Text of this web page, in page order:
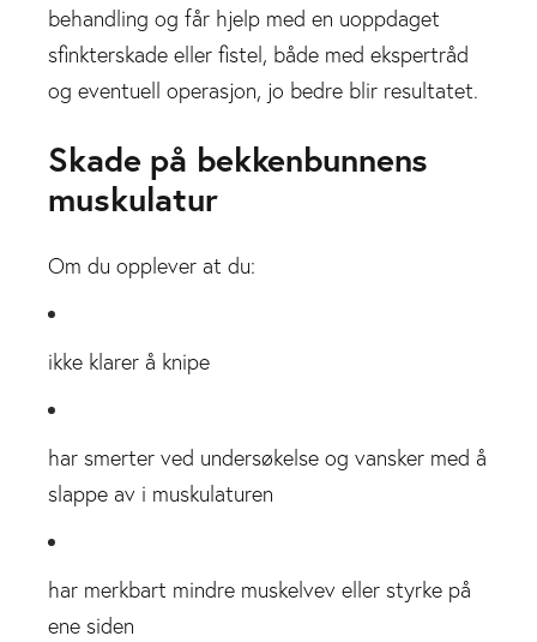
behandling og får hjelp med en uoppdaget
sfinkterskade eller fistel, både med ekspertråd
og eventuell operasjon, jo bedre blir resultatet.
Skade på bekkenbunnens
muskulatur
Om du opplever at du:
ikke klarer å knipe
har smerter ved undersøkelse og vansker med å
slappe av i muskulaturen
har merkbart mindre muskelvev eller styrke på
ene siden